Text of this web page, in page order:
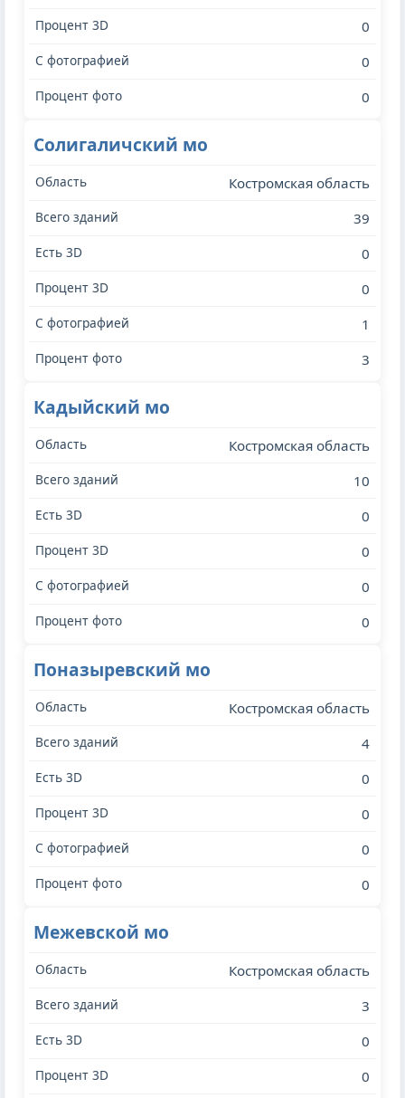
0
0
0
Солигаличский мо
Костромская область
39
0
0
1
3
Кадыйский мо
Костромская область
10
0
0
0
0
Поназыревский мо
Костромская область
4
0
0
0
0
Межевской мо
Костромская область
3
0
0